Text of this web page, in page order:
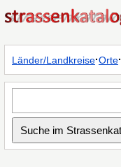
Länder/Landkreise·Orte·